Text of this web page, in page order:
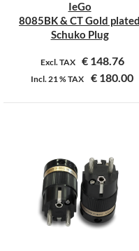
IeGo
8085BK & CT Gold plated
Schuko Plug
Excl. TAX €148.76
Incl. 21 %TAX € 180.00
Dit
variaties.
Deze
optie
kan